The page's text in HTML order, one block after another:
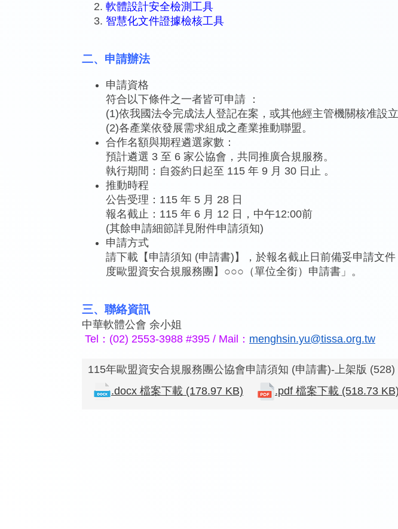
軟體設計安全檢測工具
智慧化文件證據檢核工具
二、申請辦法
申請資格
符合以下條件之一者皆可申請 ：
(1)依我國法令完成法人登記在案，或其他經主管機關核准設
(2)各產業依發展需求組成之產業推動聯盟。
合作名額與期程遴選家數：
預計遴選 3 至 6 家公協會，共同推廣合規服務。
執行期間：自簽約日起至 115 年 9 月 30 日止 。
推動時程
公告受理：115 年 5 月 28 日
報名截止：115 年 6 月 12 日，中午12:00前
(其餘申請細節詳見附件申請須知)
申請方式
請下載【申請須知 (申請書)】，於報名截止日前備妥申請文件
度歐盟資安合規服務團】○○○（單位全銜）申請書」。
三、聯絡資訊
中華軟體公會 余小姐
Tel：(02) 2553-3988 #395 / Mail： menghsin.yu@tissa.org.tw
115年歐盟資安合規服務團公協會申請須知 (申請書)-上架版 (528)
.docx 檔案下載 (178.97 KB)
.pdf 檔案下載 (518.73 KB)